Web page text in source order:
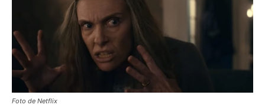
Foto de Netflix